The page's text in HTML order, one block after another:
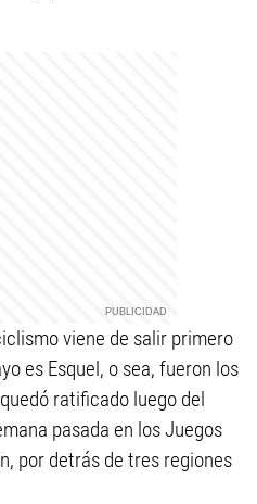
viene de salir primero
es Esquel, o sea, fueron los
ratificado luego del
pasada en los Juegos
por detrás de tres regiones